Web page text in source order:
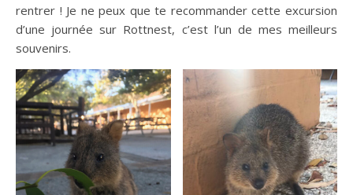
rentrer ! Je ne peux que te recommander cette excursion
d’une journée sur Rottnest, c’est l’un de mes meilleurs
souvenirs.